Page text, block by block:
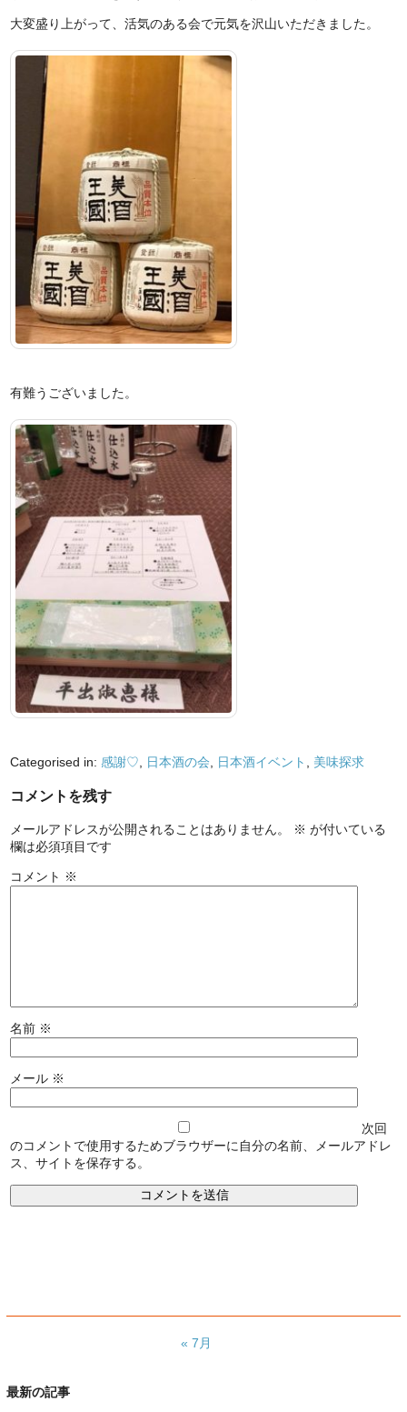
大変盛り上がって、活気のある会で元気を沢山いただきました。
有難うございました。
Categorised in: 感謝♡ 日本酒の会 日本酒イベント 美味探求
コメントを残す
メールアドレスが公開されることはありません。 ※ が付いている
欄は必須項目です
コメント ※
名前 ※
メール ※
次回
のコメントで使用するためブラウザーに自分の名前、メールアドレ
ス、サイトを保存する。
« 7月
最新の記事